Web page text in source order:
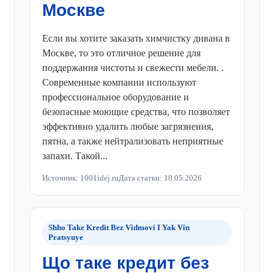
Москве
Если вы хотите заказать химчистку дивана в
Москве, то это отличное решение для
поддержания чистоты и свежести мебели. .
Современные компании используют
профессиональное оборудование и
безопасные моющие средства, что позволяет
эффективно удалить любые загрязнения,
пятна, а также нейтрализовать неприятные
запахи. Такой...
Источник: 1001idej.ruДата статьи: 18.05.2026
Shho Take Kredit Bez Vidmovi I Yak Vin
Pratsyuye
Що таке кредит без